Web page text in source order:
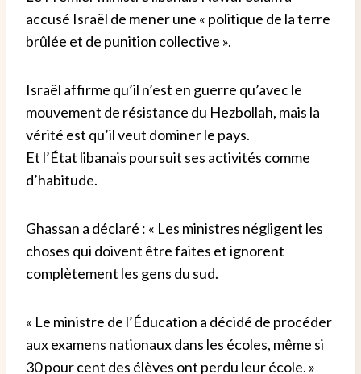
accusé Israël de mener une « politique de la terre
brûlée et de punition collective ».
Israël affirme qu’il n’est en guerre qu’avec le
mouvement de résistance du Hezbollah, mais la
vérité est qu’il veut dominer le pays.
Et l’État libanais poursuit ses activités comme
d’habitude.
Ghassan a déclaré : « Les ministres négligent les
choses qui doivent être faites et ignorent
complètement les gens du sud.
« Le ministre de l’Éducation a décidé de procéder
aux examens nationaux dans les écoles, même si
30 pour cent des élèves ont perdu leur école. »